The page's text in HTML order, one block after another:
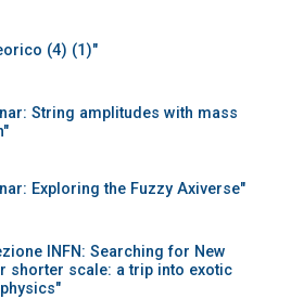
(4) (1)"
String amplitudes with mass
Exploring the Fuzzy Axiverse"
INFN: Searching for New
shorter scale: a trip into exotic